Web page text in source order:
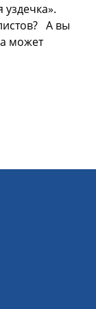
уздечка».
А вы
может